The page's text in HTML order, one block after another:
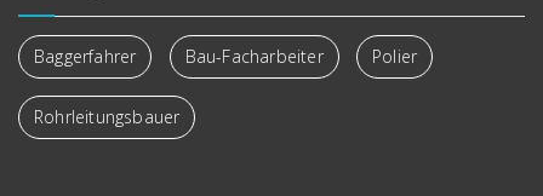
Baggerfahrer Bau-Facharbeiter Polier
Rohrleitungsbauer